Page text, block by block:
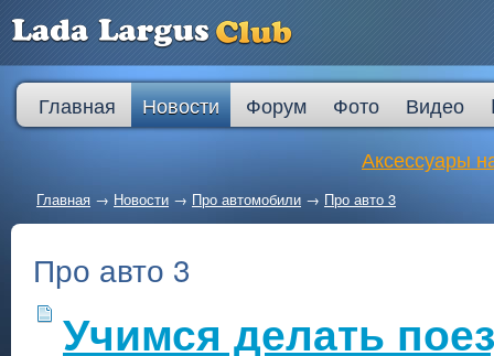
Главная Новости Форум Фото Видео
Аксессуары
Главная → Новости → Про автомобили → Про авто 3
Про авто 3
Учимся делать